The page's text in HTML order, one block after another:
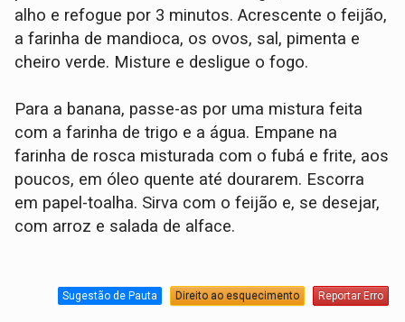
alho e refogue por 3 minutos. Acrescente o feijão,
a farinha de mandioca, os ovos, sal, pimenta e
cheiro verde. Misture e desligue o fogo.
Para a banana, passe-as por uma mistura feita
com a farinha de trigo e a água. Empane na
farinha de rosca misturada com o fubá e frite, aos
poucos, em óleo quente até dourarem. Escorra
em papel-toalha. Sirva com o feijão e, se desejar,
com arroz e salada de alface.
Sugestão de Pauta Direito ao esquecimento Reportar Erro